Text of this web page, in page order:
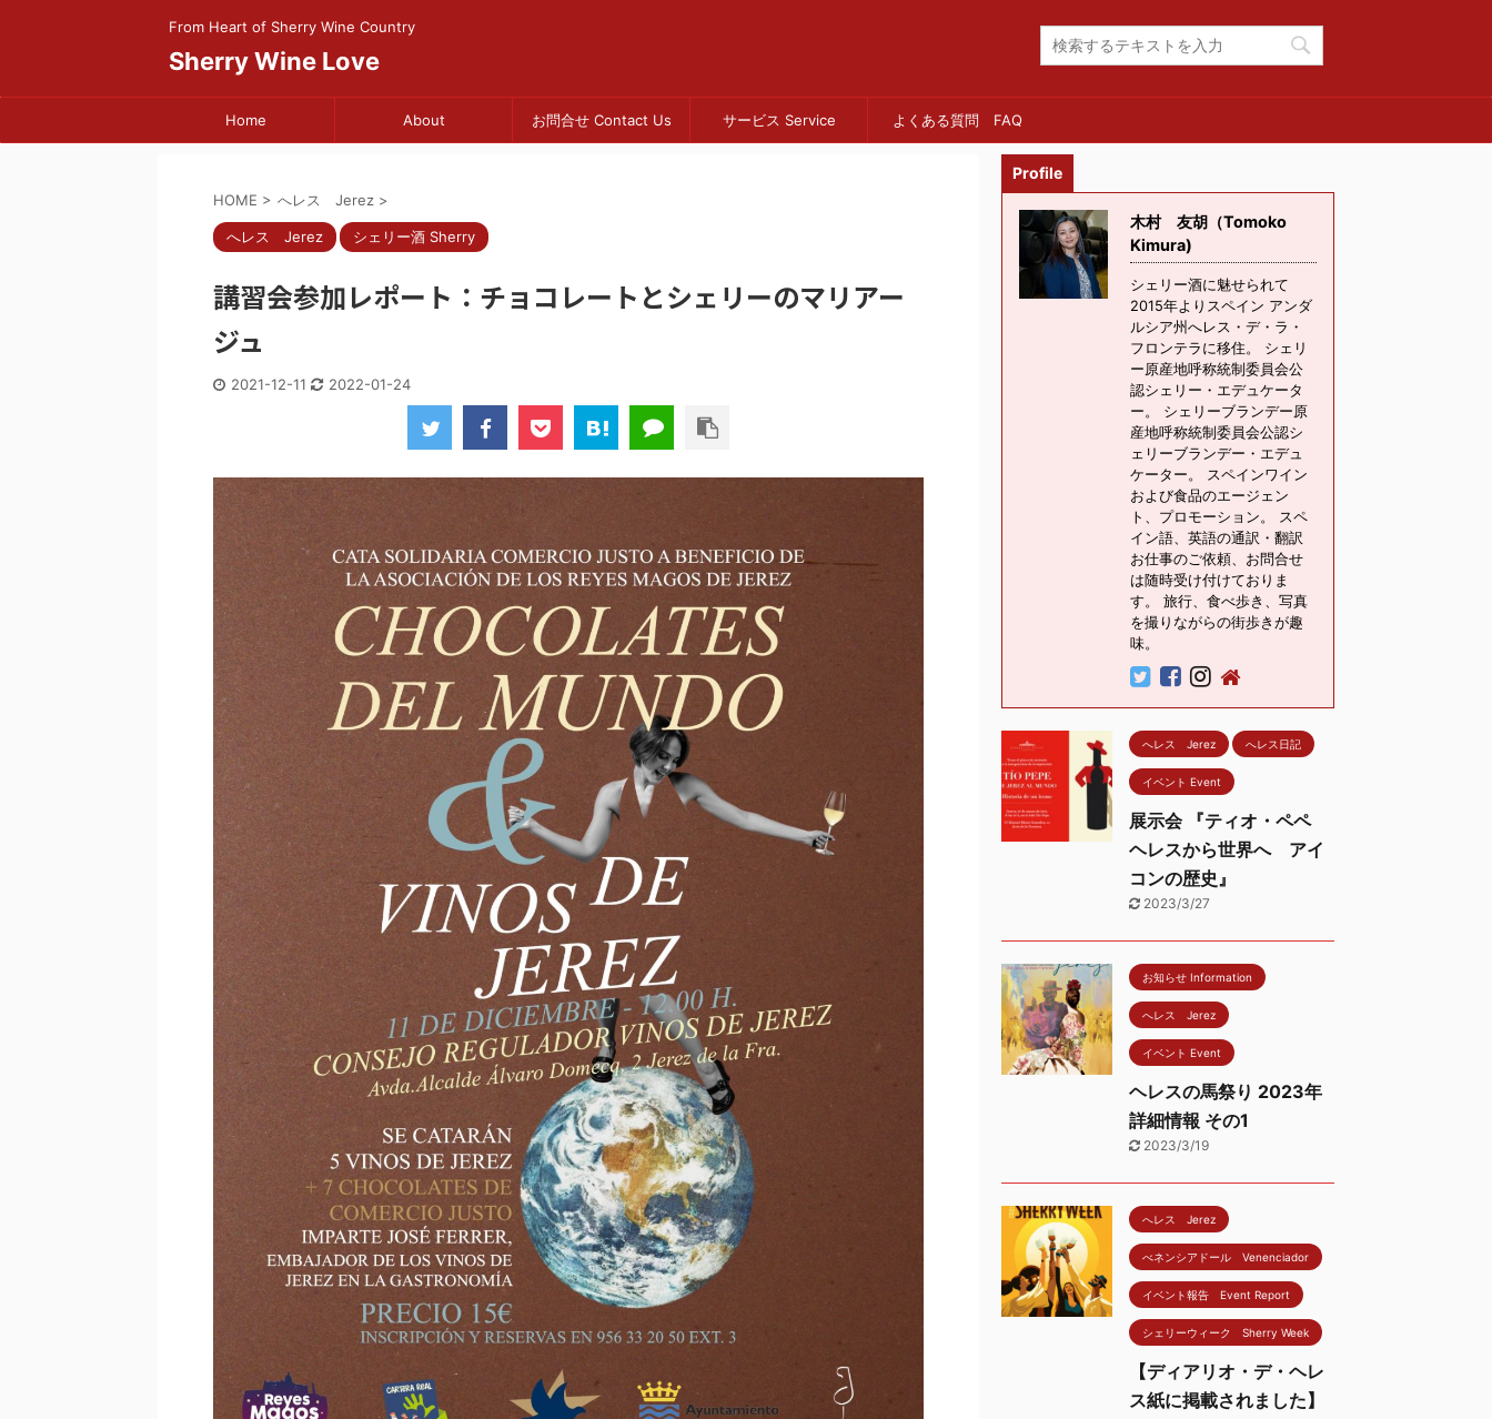
From Heart of Sherry Wine Country
Sherry Wine Love
Home About お問合せ Contact Us サービス Service よくある質問 FAQ
HOME > へレス Jerez >
へレス Jerez シェリー酒 Sherry
講習会参加レポート：チョコレートとシェリーのマリアー
ジュ
2021-12-11 2022-01-24
Profile
木村 友胡（Tomoko
Kimura)
シェリー酒に魅せられて
2015年よりスペイン アンダ
ルシア州へレス・デ・ラ・
フロンテラに移住。 シェリ
ー原産地呼称統制委員会公
認シェリー・エデュケータ
ー。 シェリーブランデー原
産地呼称統制委員会公認シ
ェリーブランデー・エデュ
ケーター。 スペインワイン
および食品のエージェン
ト、プロモーション。 スペ
イン語、英語の通訳・翻訳
お仕事のご依頼、お問合せ
は随時受け付けておりま
す。 旅行、食べ歩き、写真
を撮りながらの街歩きが趣
味。
へレス Jerez へレス日記
イベント Event
展示会 『ティオ・ペペ
ヘレスから世界へ アイ
コンの歴史』
2023/3/27
お知らせ Information
へレス Jerez
イベント Event
ヘレスの馬祭り 2023年
詳細情報 その1
2023/3/19
へレス Jerez
べネンシアドール Venenciador
イベント報告 Event Report
シェリーウィーク Sherry Week
【ディアリオ・デ・ヘレ
ス紙に掲載されました】